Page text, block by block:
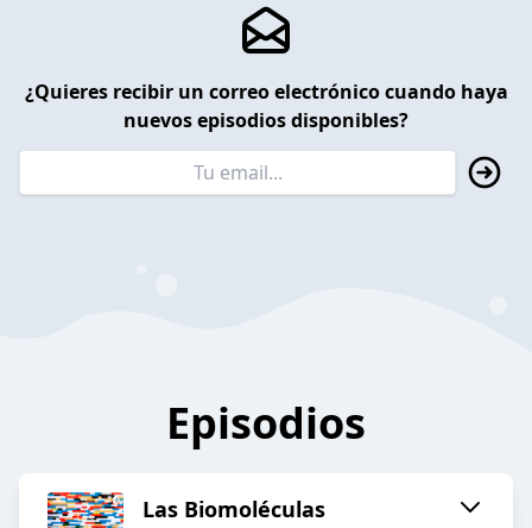
¿Quieres recibir un correo electrónico cuando haya
nuevos episodios disponibles?
Episodios
Las Biomoléculas